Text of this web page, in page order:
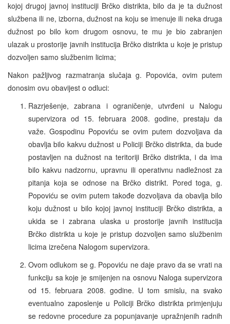
kojoj drugoj javnoj instituciji Brčko distrikta, bilo da je ta dužnost
službena ili ne, izborna, dužnost na koju se imenuje ili neka druga
dužnost po bilo kom drugom osnovu, te mu je bio zabranjen
ulazak u prostorije javnih institucija Brčko distrikta u koje je pristup
dozvoljen samo službenim licima;
Nakon pažljivog razmatranja slučaja g. Popovića, ovim putem
donosim ovu obavijest o odluci:
Razrješenje, zabrana i ograničenje, utvrđeni u Nalogu
supervizora od 15. februara 2008. godine, prestaju da
važe. Gospodinu Popoviću se ovim putem dozvoljava da
obavlja bilo kakvu dužnost u Policiji Brčko distrikta, da bude
postavljen na dužnost na teritoriji Brčko distrikta, i da ima
bilo kakvu nadzornu, upravnu ili operativnu nadležnost za
pitanja koja se odnose na Brčko distrikt. Pored toga, g.
Popoviću se ovim putem takođe dozvoljava da obavlja bilo
koju dužnost u bilo kojoj javnoj instituciji Brčko distrikta, a
ukida se i zabrana ulaska u prostorije javnih institucija
Brčko distrikta u koje je pristup dozvoljen samo službenim
licima izrečena Nalogom supervizora.
Ovom odlukom se g. Popoviću ne daje pravo da se vrati na
funkciju sa koje je smijenjen na osnovu Naloga supervizora
od 15. februara 2008. godine. U tom smislu, na svako
eventualno zaposlenje u Policiji Brčko distrikta primjenjuju
se redovne procedure za popunjavanje upražnjenih radnih